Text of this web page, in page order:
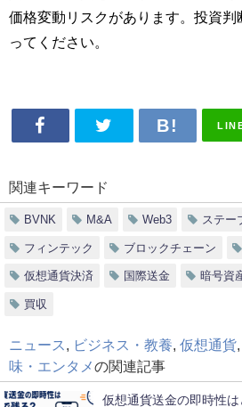
価格変動リスクがあります。投資
ってください。
関連キーワード
BVNK M&A Web3 ステー
フィンテック ブロックチェーン
仮想通貨決済 国際送金 暗号資
買収
ニュース ビジネス・教養 仮想通貨
味・エンタメの関連記事
仮想通貨送金の即時性